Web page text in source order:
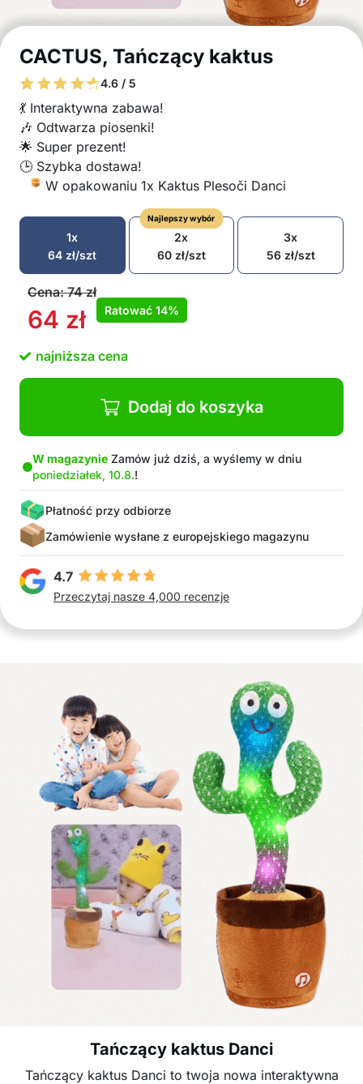
CACTUS, Tańczący kaktus
4.6 / 5
💃 Interaktywna zabawa!
🎶 Odtwarza piosenki!
🌟 Super prezent!
🕒 Szybka dostawa!
W opakowaniu 1x Kaktus Plesoči Danci
1x
64 zł/szt
Najlepszy wybór
2x
60 zł/szt
3x
56 zł/szt
Cena:74zł
64 zł Ratować 14%
najniższa cena
Dodaj do koszyka
W magazynie Zamów już dziś, a wyślemy w dniu
poniedziałek, 10.8.!
Płatność przy odbiorze
Zamówienie wysłane z europejskiego magazynu
4.7
Przeczytaj nasze 4,000 recenzje
Tańczący kaktus Danci
Tańczący kaktus Danci to twoja nowa interaktywna